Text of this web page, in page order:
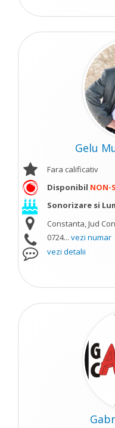
Gelu
Fara calificativ
Disponibil NON-
Sonorizare si
Constanta, Jud
0724... vezi numar
vezi detalii